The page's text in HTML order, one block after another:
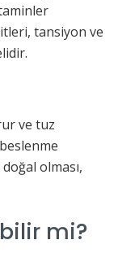
tansiyon ve
ve tuz
olması,
mi?